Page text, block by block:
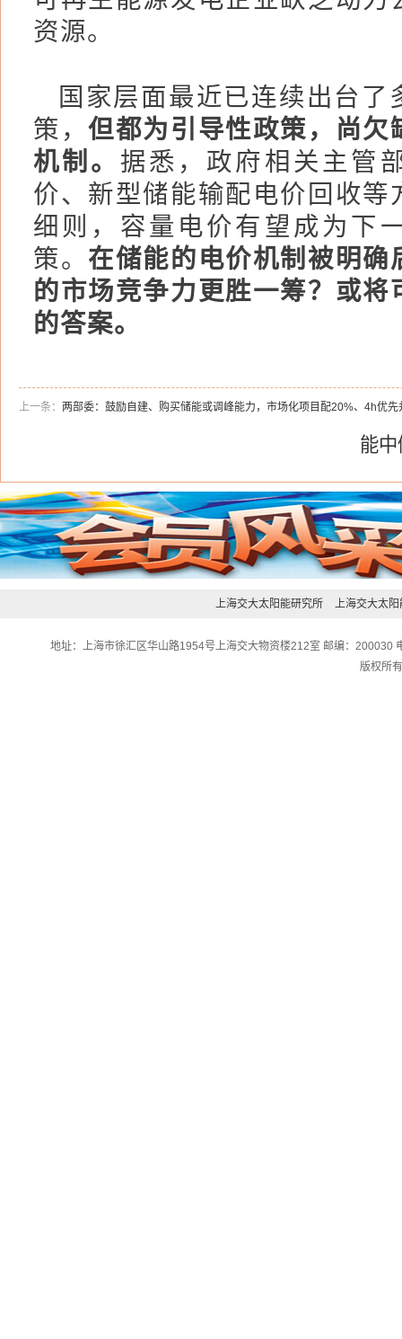
资源。
国家层面最近已连续出台了
策，但都为引导性政策，尚欠
机制。 据悉，政府相关主管
价、新型储能输配电价回收等
细则，容量电价有望成为下
策。 在储能的电价机制被明确
的市场竞争力更胜一筹？或将
的答案。
上一条： 两部委：鼓励自建、购买储能或调峰能力，市场化项目配20%、4h优先
能
上海交大太阳能研究所 上海交大太阳
地址：上海市徐汇区华山路1954号上海交大物资楼212室 邮编：
版权所